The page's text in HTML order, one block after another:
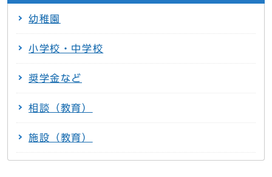
幼稚園
小学校・中学校
奨学金など
相談（教育）
施設（教育）